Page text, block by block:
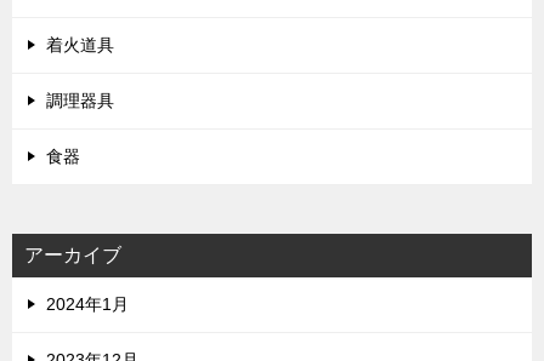
着火道具
調理器具
食器
アーカイブ
2024年1月